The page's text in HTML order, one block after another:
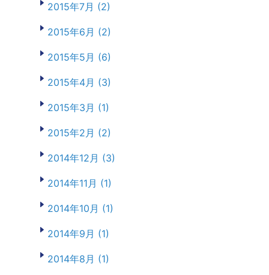
2015年7月 (2)
2015年6月 (2)
2015年5月 (6)
2015年4月 (3)
2015年3月 (1)
2015年2月 (2)
2014年12月 (3)
2014年11月 (1)
2014年10月 (1)
2014年9月 (1)
2014年8月 (1)